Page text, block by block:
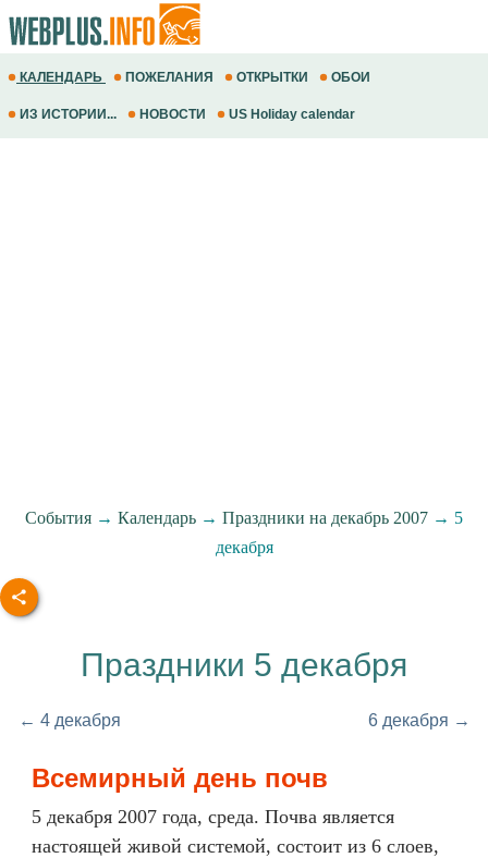
КАЛЕНДАРЬ ПОЖЕЛАНИЯ ОТКРЫТКИ ОБОИ
ИЗ ИСТОРИИ... НОВОСТИ US Holiday calendar
События → Календарь → Праздники на декабрь 2007 → 5
декабря
Праздники 5 декабря
← 4 декабря 6 декабря →
Всемирный день почв
5 декабря 2007 года, среда. Почва является
настоящей живой системой, состоит из 6 слоев,